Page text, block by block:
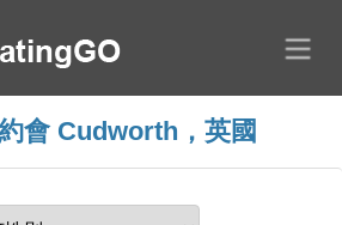
會 Cudworth，英國